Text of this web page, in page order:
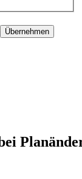
Übernehmen